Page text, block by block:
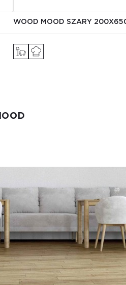
WOOD MOOD SZARY